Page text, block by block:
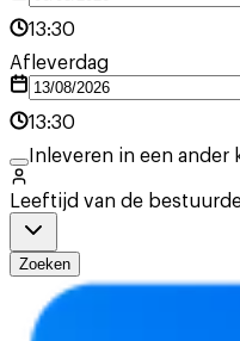
13:30
Afleverdag
13:30
Inleveren in een ander
Leeftijd van de
Zoeken